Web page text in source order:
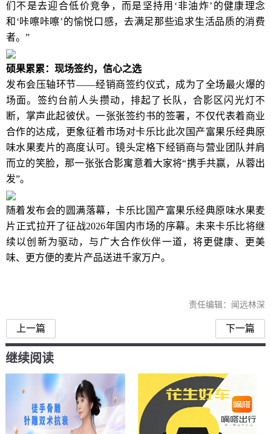
们不是去迎合低价竞争，而是坚持用‘非油炸’的健康理念
和‘咔嚓咔嚓’的愉悦口感，去满足那些追求生活品质的消费
者。”
硕果累累：现场签约，信心之选
发布会压轴环节——经销商签约仪式，成为了全场最火爆的
场面。签约台前人头攒动，排起了长队，合影区闪光灯不
断，掌声此起彼伏。一张张签约书的签署，不仅代表着商业
合作的达成，更象征着市场对卡乐比此次国产富果乐经典原
味水果麦片的高度认可。镜头定格下经销商与营业团队并肩
而立的笑脸，那一张张合影寓意着大家将“携手共赢，从蓉出
发”。
随着发布会的圆满落幕，卡乐比国产富果乐经典原味水果麦
片正式拉开了征战2026年国内市场的序幕。未来卡乐比将继
续以创新为驱动，与广大合作伙伴一道，将更健康、更美
味、更方便的麦片产品送进千家万户。
责任编辑：闻远林深
上一篇 下一篇
继续阅读